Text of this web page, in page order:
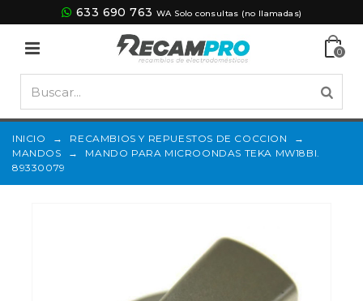
633 690 763 WA Solo consultas (no llamadas)
0
INICIO → RECAMBIOS Y REPUESTOS DE COCCION
→
MANDOS
→
MANDO PARA MICROONDAS TEKA MW18BI.
89330079